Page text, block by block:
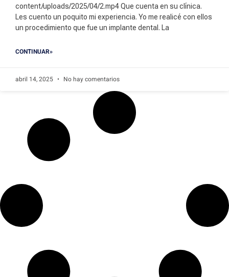
content/uploads/2025/04/2.mp4 Que cuenta en su clínica.
Les cuento un poquito mi experiencia. Yo me realicé con ellos
un procedimiento que fue un implante dental. La
CONTINUAR»
abril 14, 2025 No hay comentarios